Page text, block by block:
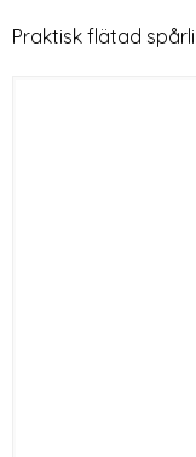
Praktisk flätad